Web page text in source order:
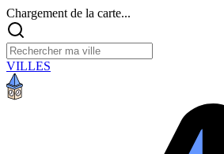
Chargement de la carte...
VILLES